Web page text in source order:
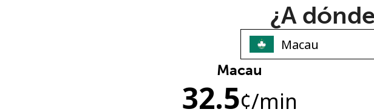
Una letra
¿A
Macau
32.5¢/min